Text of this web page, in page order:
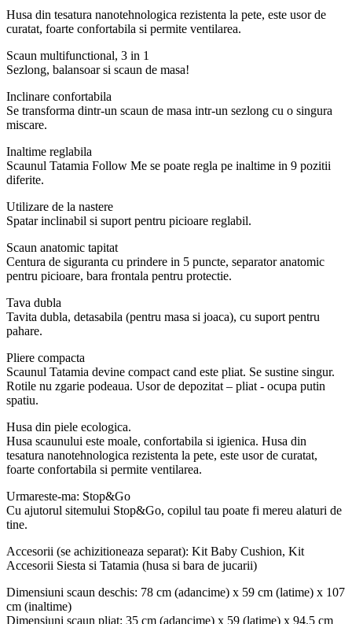
Husa din tesatura nanotehnologica rezistenta la pete, este usor de
curatat, foarte confortabila si permite ventilarea.
Scaun multifunctional, 3 in 1
Sezlong, balansoar si scaun de masa!
Inclinare confortabila
Se transforma dintr-un scaun de masa intr-un sezlong cu o singura
miscare.
Inaltime reglabila
Scaunul Tatamia Follow Me se poate regla pe inaltime in 9 pozitii
diferite.
Utilizare de la nastere
Spatar inclinabil si suport pentru picioare reglabil.
Scaun anatomic tapitat
Centura de siguranta cu prindere in 5 puncte, separator anatomic
pentru picioare, bara frontala pentru protectie.
Tava dubla
Tavita dubla, detasabila (pentru masa si joaca), cu suport pentru
pahare.
Pliere compacta
Scaunul Tatamia devine compact cand este pliat. Se sustine singur.
Rotile nu zgarie podeaua. Usor de depozitat – pliat - ocupa putin
spatiu.
Husa din piele ecologica.
Husa scaunului este moale, confortabila si igienica. Husa din
tesatura nanotehnologica rezistenta la pete, este usor de curatat,
foarte confortabila si permite ventilarea.
Urmareste-ma: Stop&Go
Cu ajutorul sitemului Stop&Go, copilul tau poate fi mereu alaturi de
tine.
Accesorii (se achizitioneaza separat): Kit Baby Cushion, Kit
Accesorii Siesta si Tatamia (husa si bara de jucarii)
Dimensiuni scaun deschis: 78 cm (adancime) x 59 cm (latime) x 107
cm (inaltime)
Dimensiuni scaun pliat: 35 cm (adancime) x 59 (latime) x 94.5 cm